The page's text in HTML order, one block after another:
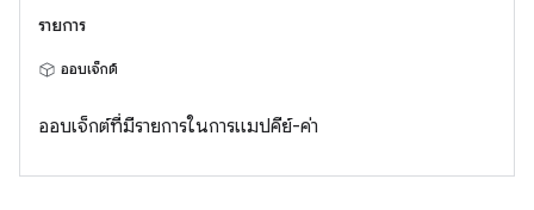
รายการ
ออบเจ็กต์
ออบเจ็กต์ที่มีรายการในการแมปคีย์-ค่า